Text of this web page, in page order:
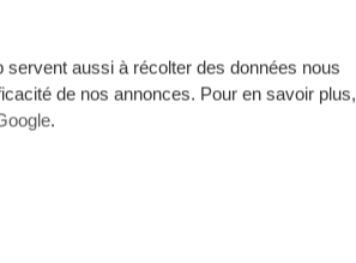
aussi à récolter des données nous
de nos annonces. Pour en savoir plus,
.